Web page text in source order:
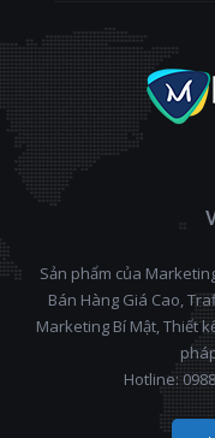
Sản phẩm của
Bán Hàng Giá Cao,
Marketing Bí Mật, Thiết
Hotline: